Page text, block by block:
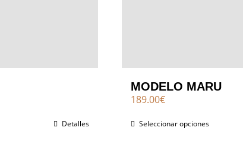
Detalles
MODELO MARU
189.00€
Seleccionar opciones